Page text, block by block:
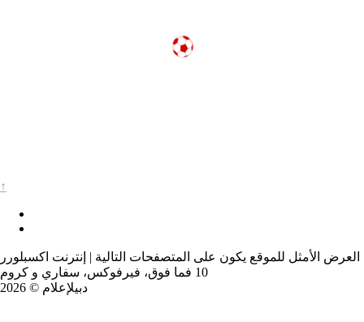
↑
العرض الأمثل للموقع يكون على المتصفحات التالية | إنترنت اكسبلورر
10 فما فوق، فيرفوكس، سفاري و كروم
دبيلإعلام © 2026